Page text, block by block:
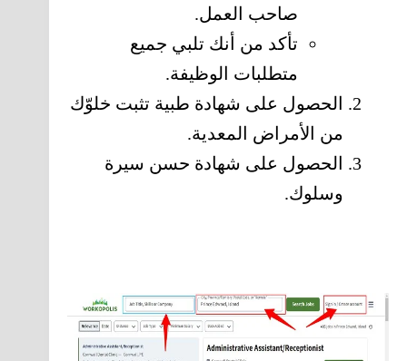
صاحب العمل.
تأكد من أنك تلبي جميع
متطلبات الوظيفة.
الحصول على شهادة طبية تثبت خلوّك
من الأمراض المعدية.
الحصول على شهادة حسن سيرة
وسلوك.